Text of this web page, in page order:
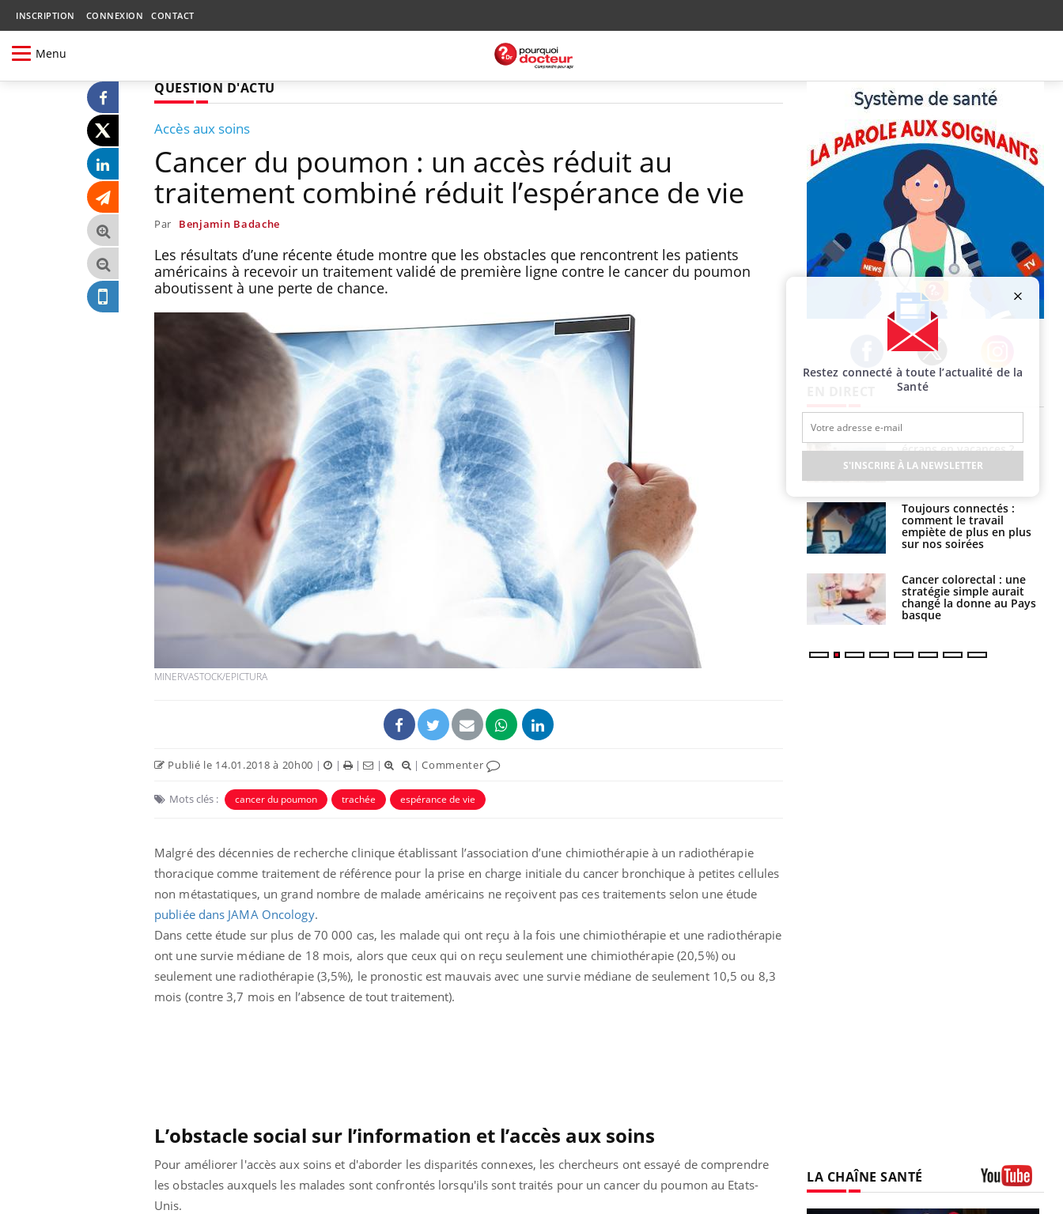
INSCRIPTION CONNEXION CONTACT
Menu
QUESTION D'ACTU
Accès aux soins
Cancer du poumon : un accès réduit au
traitement combiné réduit l’espérance de vie
Par Benjamin Badache
Les résultats d’une récente étude montre que les obstacles que rencontrent les patients
américains à recevoir un traitement validé de première ligne contre le cancer du poumon
aboutissent à une perte de chance.
MINERVASTOCK/EPICTURA
Publié le 14.01.2018 à 20h00 | | | | |Commenter
Mots clés : cancer du poumon trachée espérance de vie
Malgré des décennies de recherche clinique établissant l’association d’une chimiothérapie à un radiothérapie
thoracique comme traitement de référence pour la prise en charge initiale du cancer bronchique à petites cellules
non métastatiques, un grand nombre de malade américains ne reçoivent pas ces traitements selon une étude
publiée dans JAMA Oncology.
Dans cette étude sur plus de 70 000 cas, les malade qui ont reçu à la fois une chimiothérapie et une radiothérapie
ont une survie médiane de 18 mois, alors que ceux qui on reçu seulement une chimiothérapie (20,5%) ou
seulement une radiothérapie (3,5%), le pronostic est mauvais avec une survie médiane de seulement 10,5 ou 8,3
mois (contre 3,7 mois en l’absence de tout traitement).
L’obstacle social sur l’information et l’accès aux soins
Pour améliorer l'accès aux soins et d'aborder les disparités connexes, les chercheurs ont essayé de comprendre
les obstacles auxquels les malades sont confrontés lorsqu'ils sont traités pour un cancer du poumon au Etats-
Unis.
Facebook Twitter Instagram
Mortalité infantile : un
rapport s’interroge sur
son taux élevé en France
Grossesse à risque : ce jus
naturel attire l'attention
des chercheurs
écrans en vacances ?
Toujours connectés :
comment le travail
empiète de plus en plus
sur nos soirées
Cancer colorectal : une
stratégie simple aurait
changé la donne au Pays
basque
LA CHAÎNE SANTÉ
Restez connecté à toute l’actualité de la
Santé
S'INSCRIRE À LA NEWSLETTER